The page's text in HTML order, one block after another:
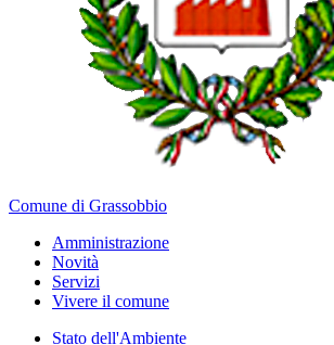
Comune di Grassobbio
Amministrazione
Novità
Servizi
Vivere il comune
Stato dell'Ambiente